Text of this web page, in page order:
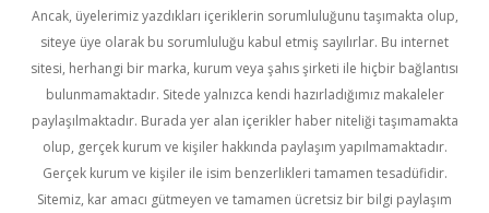
Ancak, üyelerimiz yazdıkları içeriklerin sorumluluğunu taşımakta olup,
siteye üye olarak bu sorumluluğu kabul etmiş sayılırlar. Bu internet
sitesi, herhangi bir marka, kurum veya şahıs şirketi ile hiçbir bağlantısı
bulunmamaktadır. Sitede yalnızca kendi hazırladığımız makaleler
paylaşılmaktadır. Burada yer alan içerikler haber niteliği taşımamakta
olup, gerçek kurum ve kişiler hakkında paylaşım yapılmamaktadır.
Gerçek kurum ve kişiler ile isim benzerlikleri tamamen tesadüfidir.
Sitemiz, kar amacı gütmeyen ve tamamen ücretsiz bir bilgi paylaşım